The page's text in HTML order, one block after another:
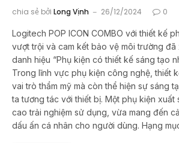
chia sẻ bởi Long Vịnh 26/12/2024 0
Logitech POP ICON COMBO với thiết kế
vượt trội và cam kết bảo vệ môi trường đã
danh hiệu “Phụ kiện có thiết kế sáng tạo
Trong lĩnh vực phụ kiện công nghệ, thiết
vai trò thẩm mỹ mà còn thể hiện sự sáng
ta tương tác với thiết bị. Một phụ kiện xuất
cao trải nghiệm sử dụng, vừa mang đến
dấu ấn cá nhân cho người dùng. Hạng